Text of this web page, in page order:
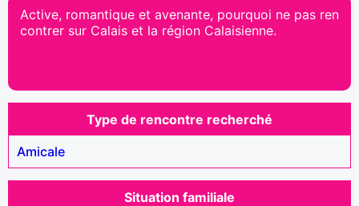
Active, romantique et avenante, pourquoi ne pas ren
contrer sur Calais et la région Calaisienne.
Type de rencontre recherché
Amicale
Situation familiale